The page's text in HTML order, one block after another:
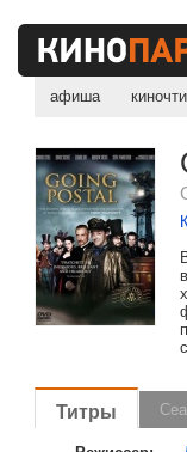
афиша
Титры